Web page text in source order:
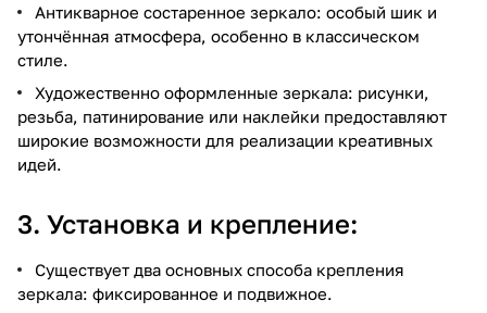
Антикварное состаренное зеркало: особый шик и
утончённая атмосфера, особенно в классическом
стиле.
Художественно оформленные зеркала: рисунки,
резьба, патинирование или наклейки предоставляют
широкие возможности для реализации креативных
идей.
3. Установка и крепление:
Существует два основных способа крепления
зеркала: фиксированное и подвижное.